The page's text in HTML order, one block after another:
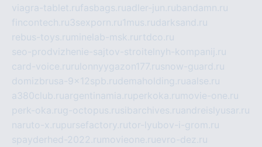
viagra-tablet.rufasbags.ruadler-jun.rubandamn.ru
fincontech.ru3sexporn.ru1mus.rudarksand.ru
rebus-toys.ru minelab-msk.ru rtdco.ru
seo-prodvizhenie-sajtov-stroitelnyh-kompanij.ru
card-voice.ru rulonnyygazon177.rusnow-guard.ru
domizbrusa-9x12spb.rudemaholding.ruaalse.ru
a380club.ruargentinamia.ruperkoka.ru movie-one.ru
perk-oka.rug-octopus.rusibarchives.ruandreislyusar.ru
naruto-x.rupursefactory.rutor-lyubov-i-grom.ru
spayderhed-2022.ru movieone.ruevro-dez.ru